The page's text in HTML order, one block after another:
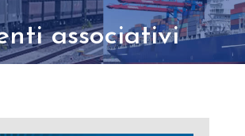
associativi